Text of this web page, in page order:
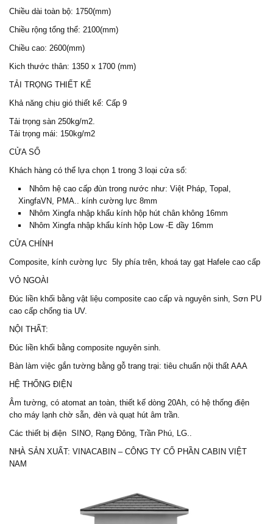
Chiều dài toàn bộ: 1750(mm)
Chiều rộng tổng thể: 2100(mm)
Chiều cao: 2600(mm)
Kich thước thân: 1350 x 1700 (mm)
TẢI TRỌNG THIẾT KẾ
Khả năng chịu gió thiết kế: Cấp 9
Tải trọng sàn 250kg/m2.
Tải trọng mái: 150kg/m2
CỬA SỔ
Khách hàng có thể lựa chọn 1 trong 3 loại cửa sổ:
Nhôm hệ cao cấp đùn trong nước như: Việt Pháp, Topal,
XingfaVN, PMA.. kính cường lực 8mm
Nhôm Xingfa nhập khẩu kính hộp hút chân không 16mm
Nhôm Xingfa nhập khẩu kính hộp Low -E dầy 16mm
CỬA CHÍNH
Composite, kính cường lực 5ly phía trên, khoá tay gạt Hafele cao cấp
VỎ NGOÀI
Đúc liền khối bằng vật liệu composite cao cấp và nguyên sinh, Sơn PU
cao cấp chống tia UV.
NỘI THẤT:
Đúc liền khối bằng composite nguyên sinh.
Bàn làm việc gắn tường bằng gỗ trang trại: tiêu chuẩn nội thất AAA
HỆ THỐNG ĐIỆN
Âm tường, có atomat an toàn, thiết kế dòng 20Ah, có hệ thống điện
cho máy lạnh chờ sẵn, đèn và quạt hút âm trần.
Các thiết bị điện SINO, Rạng Đông, Trần Phú, LG..
NHÀ SẢN XUẤT: VINACABIN – CÔNG TY CỔ PHẦN CABIN VIỆT
NAM